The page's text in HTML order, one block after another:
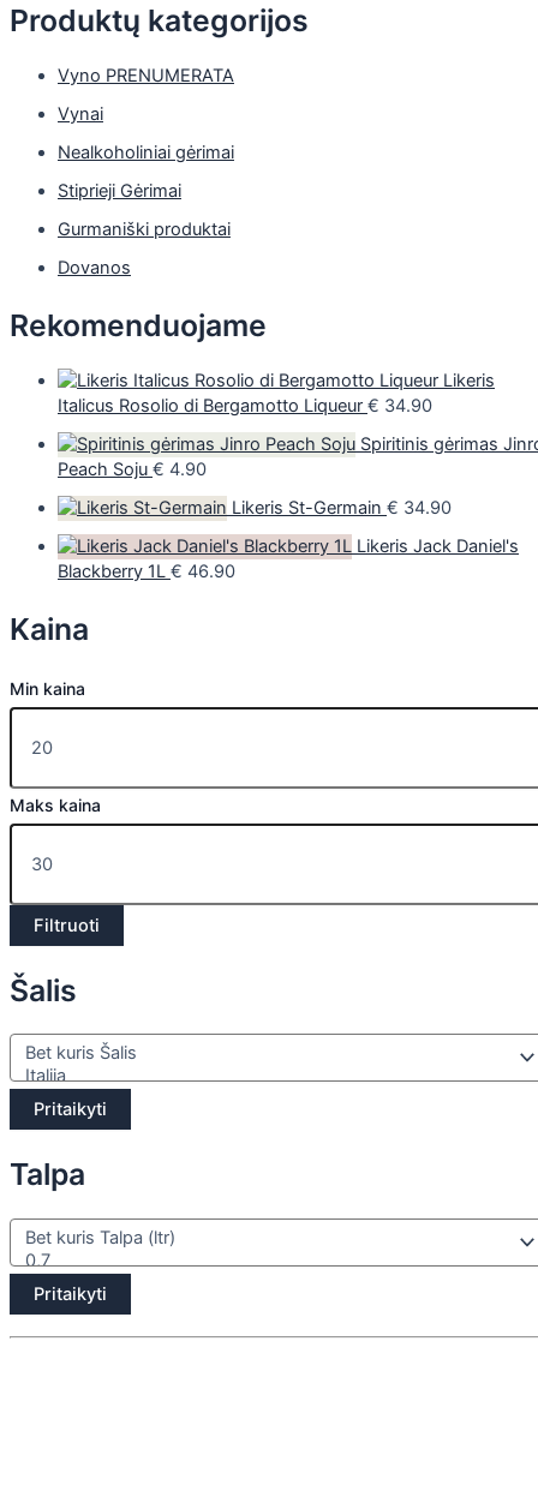
Produktų kategorijos
Vyno PRENUMERATA
Vynai
Nealkoholiniai gėrimai
Stiprieji Gėrimai
Gurmaniški produktai
Dovanos
Rekomenduojame
Likeris
Italicus Rosolio di Bergamotto Liqueur € 34.90
Spiritinis gėrimas
Peach Soju € 4.90
Likeris St-Germain € 34.90
Likeris Jack Daniel's
Blackberry 1L € 46.90
Kaina
Min kaina
Maks kaina
Filtruoti
Šalis
Pritaikyti
Talpa
Pritaikyti